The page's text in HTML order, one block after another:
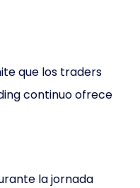
que los traders
continuo ofrece
la jornada